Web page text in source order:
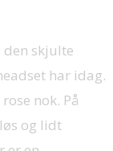
den skjulte
har idag.
nok. På
og lidt